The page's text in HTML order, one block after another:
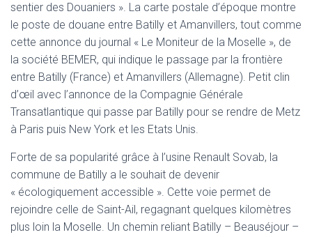
sentier des Douaniers ». La carte postale d’époque montre
le poste de douane entre Batilly et Amanvillers, tout comme
cette annonce du journal « Le Moniteur de la Moselle », de
la société BEMER, qui indique le passage par la frontière
entre Batilly (France) et Amanvillers (Allemagne). Petit clin
d’œil avec l’annonce de la Compagnie Générale
Transatlantique qui passe par Batilly pour se rendre de Metz
à Paris puis New York et les Etats Unis.
Forte de sa popularité grâce à l’usine Renault Sovab, la
commune de Batilly a le souhait de devenir
« écologiquement accessible ». Cette voie permet de
rejoindre celle de Saint-Ail, regagnant quelques kilomètres
plus loin la Moselle. Un chemin reliant Batilly – Beauséjour –